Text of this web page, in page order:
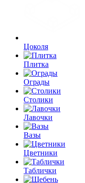
Цоколя
Плитка
Ограды
Столики
Лавочки
Вазы
Цветники
Таблички